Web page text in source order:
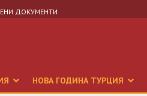
ДОКУМЕНТИ
НОВА ГОДИНА ТУРЦИЯ